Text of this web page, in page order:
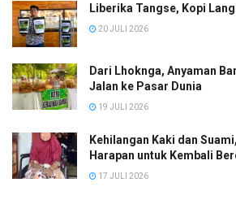
Liberika Tangse, Kopi
20 JULI 2026
Dari Lhoknga, Anyaman
Jalan ke Pasar Dunia
19 JULI 2026
Kehilangan Kaki dan
Harapan untuk Kembali
17 JULI 2026